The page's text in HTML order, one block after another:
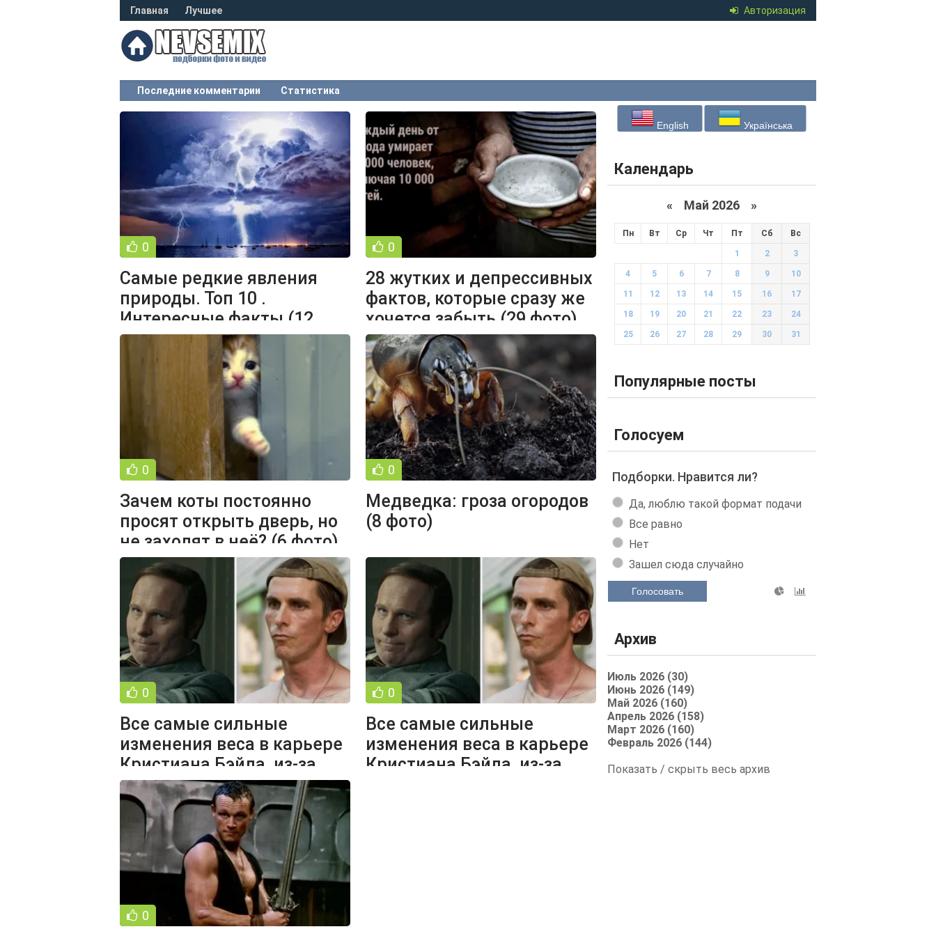
Авторизация
Главная Лучшее
Последние комментарии Статистика
0
Самые редкие явления
природы. Топ 10 .
Интересные факты (12
фото + 1 видео)
0
28 жутких и депрессивных
фактов, которые сразу же
хочется забыть (29 фото)
0
Зачем коты постоянно
просят открыть дверь, но
не заходят в неё? (6 фото)
0
Медведка: гроза огородов
(8 фото)
0
Все самые сильные
изменения веса в карьере
Кристиана Бэйла, из-за
которых он стал
0
Все самые сильные
изменения веса в карьере
Кристиана Бэйла, из-за
0
English Українська
Календарь
« Май 2026 »
Пн Вт Ср Чт Пт Сб Вс
1 2 3
4 5 6 7 8 9 10
11 12 13 14 15 16 17
18 19 20 21 22 23 24
25 26 27 28 29 30 31
Популярные посты
Голосуем
Подборки. Нравится ли?
Да, люблю такой формат подачи
Все равно
Нет
Зашел сюда случайно
Голосовать
Архив
Июль 2026 (30)
Июнь 2026 (149)
Май 2026 (160)
Апрель 2026 (158)
Март 2026 (160)
Февраль 2026 (144)
Показать / скрыть весь архив